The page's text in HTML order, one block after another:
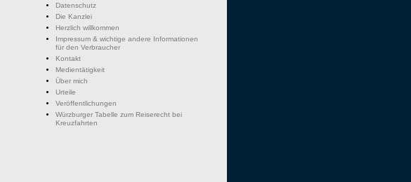
Datenschutz
Die Kanzlei
Herzlich willkommen
Impressum & wichtige andere Informationen
für den Verbraucher
Kontakt
Medientätigkeit
Über mich
Urteile
Veröffentlichungen
Würzburger Tabelle zum Reiserecht bei
Kreuzfahrten